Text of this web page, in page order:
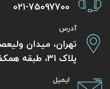
021-75097700
آدرس
تهران، میدان
پلاک 31، طبقه همکف
ایمیل